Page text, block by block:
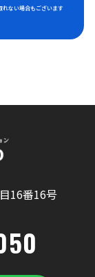
ない場合もございます
16番16号